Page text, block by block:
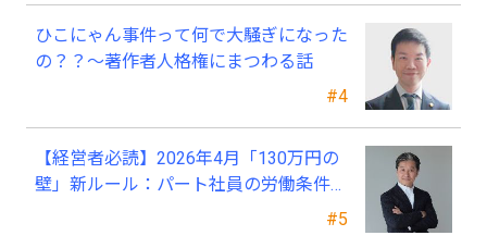
#4
ひこにゃん事件って何で大騒ぎになった
の？？～著作者人格権にまつわる話
#5
【経営者必読】2026年4月「130万円の
壁」新ルール：パート社員の労働条件通